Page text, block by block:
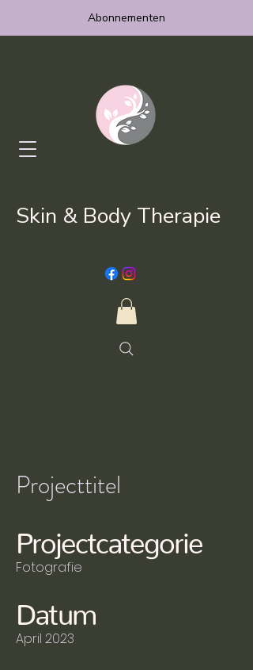
Skin & Body Therapie
Abonnementen
Projecttitel
Projectcategorie
Fotografie
Datum
April 2023